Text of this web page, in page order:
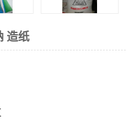
造纸
碳酸氢钠
磷酸二氢钠